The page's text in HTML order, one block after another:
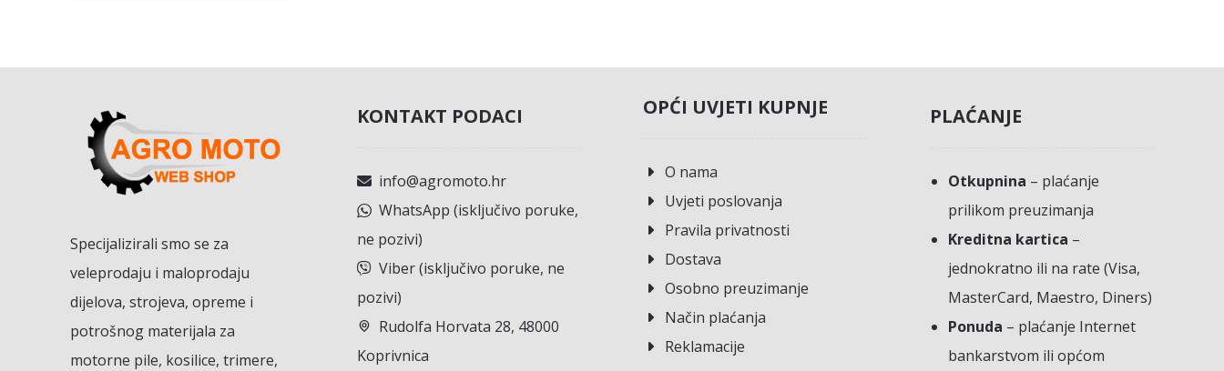
Specijalizirali smo se za
veleprodaju i maloprodaju
dijelova, strojeva, opreme i
potrošnog materijala za
motorne pile, kosilice, trimere,
KONTAKT PODACI
info@agromoto.hr
WhatsApp (isključivo poruke,
ne pozivi)
Viber (isključivo poruke, ne
pozivi)
Rudolfa Horvata 28, 48000
Koprivnica
OPĆI UVJETI KUPNJE
O nama
Uvjeti poslovanja
Pravila privatnosti
Dostava
Osobno preuzimanje
Način plaćanja
Reklamacije
PLAĆANJE
Otkupnina – plaćanje
prilikom preuzimanja
Kreditna kartica –
jednokratno ili na rate (Visa,
MasterCard, Maestro, Diners)
Ponuda – plaćanje Internet
bankarstvom ili općom